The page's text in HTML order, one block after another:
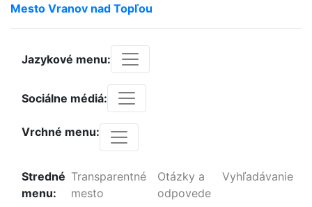
Mesto Vranov nad Topľou
Jazykové menu:
Sociálne médiá:
Vrchné menu:
Stredné
menu:
Transparentné
mesto
Otázky a
odpovede
Vyhľadávanie